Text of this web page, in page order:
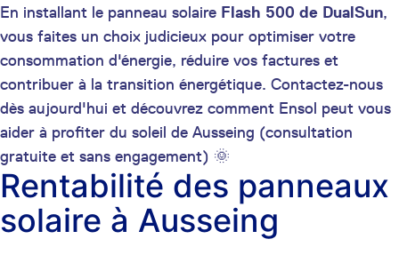
En installant le panneau solaire Flash 500 de DualSun,
vous faites un choix judicieux pour optimiser votre
consommation d'énergie, réduire vos factures et
contribuer à la transition énergétique. Contactez-nous
dès aujourd'hui et découvrez comment Ensol peut vous
aider à profiter du soleil de Ausseing (consultation
gratuite et sans engagement) 🌞
Rentabilité des panneaux
solaire à Ausseing